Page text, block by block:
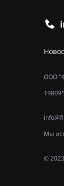
ООО
Мы
©